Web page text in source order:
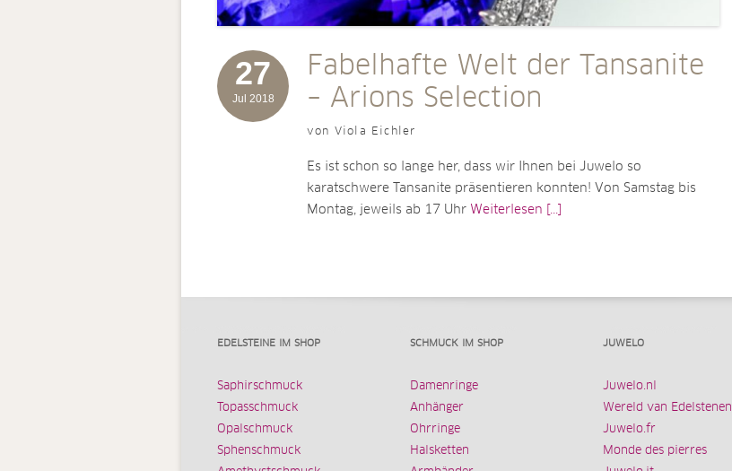
27
Jul 2018
Fabelhafte Welt der Tansanite
– Arions Selection
von Viola Eichler
Es ist schon so lange her, dass wir Ihnen bei Juwelo so
karatschwere Tansanite präsentieren konnten! Von Samstag bis
Montag, jeweils ab 17 Uhr Weiterlesen [...]
EDELSTEINE IM SHOP
Saphirschmuck
Topasschmuck
Opalschmuck
Sphenschmuck
SCHMUCK IM SHOP
Damenringe
Anhänger
Ohrringe
Halsketten
JUWELO
Juwelo.nl
Wereld van Edelstenen
Juwelo.fr
Monde des pierres